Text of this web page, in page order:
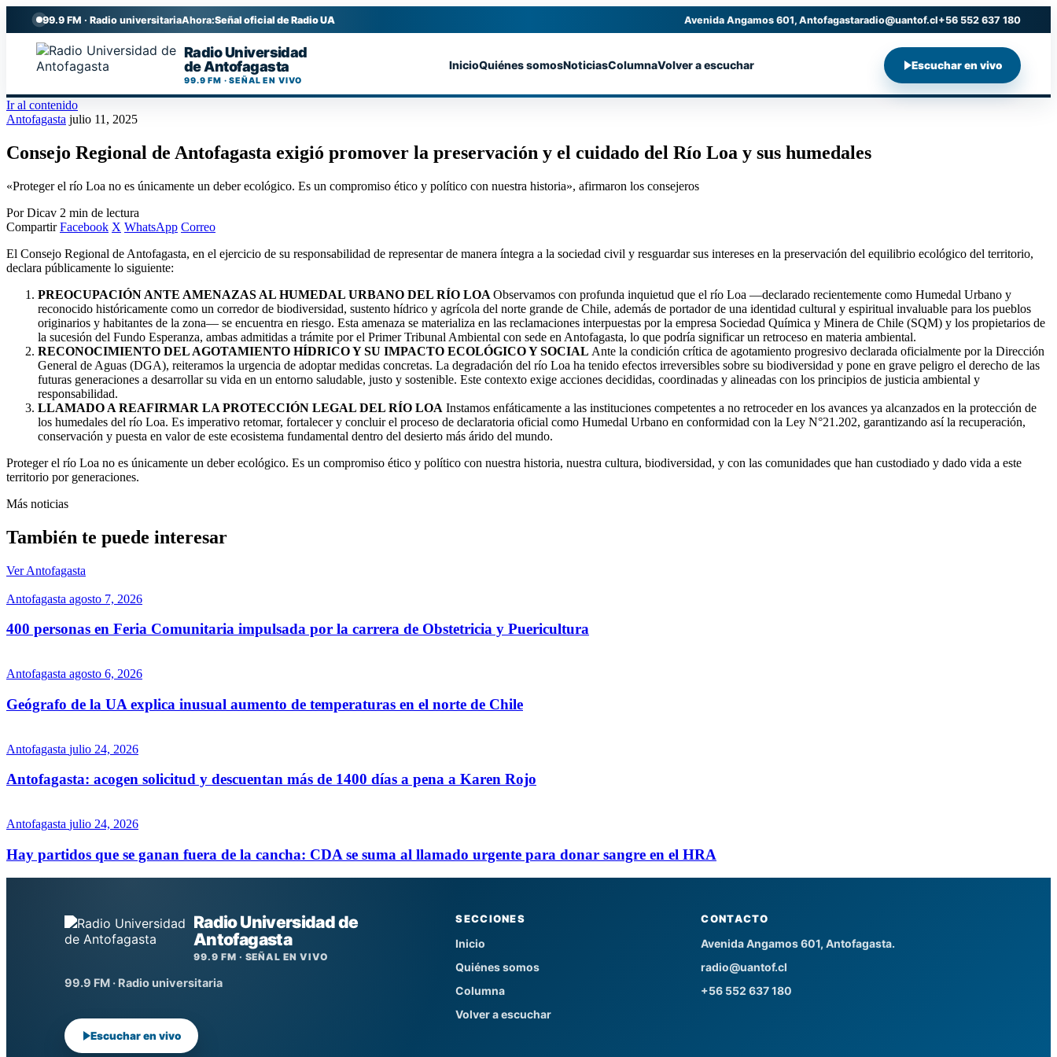
99.9 FM · Radio universitariaAhora:Señal oficial de Radio UA Avenida Angamos 601, Antofagastaradio@uantof.cl+56 552 637 180
Radio Universidad
de Antofagasta
99.9 FM · SEÑAL EN VIVO
InicioQuiénes somosNoticiasColumnaVolver a escuchar Escuchar en vivo
Ir al contenido
Antofagasta julio 11, 2025
Consejo Regional de Antofagasta exigió promover la preservación y el cuidado del Río Loa y sus humedales
«Proteger el río Loa no es únicamente un deber ecológico. Es un compromiso ético y político con nuestra historia», afirmaron los consejeros
Por Dicav 2 min de lectura
Compartir Facebook X WhatsApp Correo
El Consejo Regional de Antofagasta, en el ejercicio de su responsabilidad de representar de manera íntegra a la sociedad civil y resguardar sus intereses en la preservación del equilibrio ecológico del territorio,
declara públicamente lo siguiente:
PREOCUPACIÓN ANTE AMENAZAS AL HUMEDAL URBANO DEL RÍO LOA Observamos con profunda inquietud que el río Loa —declarado recientemente como Humedal Urbano y
reconocido históricamente como un corredor de biodiversidad, sustento hídrico y agrícola del norte grande de Chile, además de portador de una identidad cultural y espiritual invaluable para los pueblos
originarios y habitantes de la zona— se encuentra en riesgo. Esta amenaza se materializa en las reclamaciones interpuestas por la empresa Sociedad Química y Minera de Chile (SQM) y los propietarios de
la sucesión del Fundo Esperanza, ambas admitidas a trámite por el Primer Tribunal Ambiental con sede en Antofagasta, lo que podría significar un retroceso en materia ambiental.
RECONOCIMIENTO DEL AGOTAMIENTO HÍDRICO Y SU IMPACTO ECOLÓGICO Y SOCIAL Ante la condición crítica de agotamiento progresivo declarada oficialmente por la Dirección
General de Aguas (DGA), reiteramos la urgencia de adoptar medidas concretas. La degradación del río Loa ha tenido efectos irreversibles sobre su biodiversidad y pone en grave peligro el derecho de las
futuras generaciones a desarrollar su vida en un entorno saludable, justo y sostenible. Este contexto exige acciones decididas, coordinadas y alineadas con los principios de justicia ambiental y
responsabilidad.
LLAMADO A REAFIRMAR LA PROTECCIÓN LEGAL DEL RÍO LOA Instamos enfáticamente a las instituciones competentes a no retroceder en los avances ya alcanzados en la protección de
los humedales del río Loa. Es imperativo retomar, fortalecer y concluir el proceso de declaratoria oficial como Humedal Urbano en conformidad con la Ley N°21.202, garantizando así la recuperación,
conservación y puesta en valor de este ecosistema fundamental dentro del desierto más árido del mundo.
Proteger el río Loa no es únicamente un deber ecológico. Es un compromiso ético y político con nuestra historia, nuestra cultura, biodiversidad, y con las comunidades que han custodiado y dado vida a este
territorio por generaciones.
Más noticias
También te puede interesar
Ver Antofagasta
Antofagasta agosto 7, 2026
400 personas en Feria Comunitaria impulsada por la carrera de Obstetricia y Puericultura
Antofagasta agosto 6, 2026
Geógrafo de la UA explica inusual aumento de temperaturas en el norte de Chile
Antofagasta julio 24, 2026
Antofagasta: acogen solicitud y descuentan más de 1400 días a pena a Karen Rojo
Antofagasta julio 24, 2026
Hay partidos que se ganan fuera de la cancha: CDA se suma al llamado urgente para donar sangre en el HRA
Radio Universidad de
Antofagasta
99.9 FM · SEÑAL EN VIVO
99.9 FM · Radio universitaria
Escuchar en vivo
SECCIONES
Inicio
Quiénes somos
Columna
Volver a escuchar
CONTACTO
Avenida Angamos 601, Antofagasta.
radio@uantof.cl
+56 552 637 180